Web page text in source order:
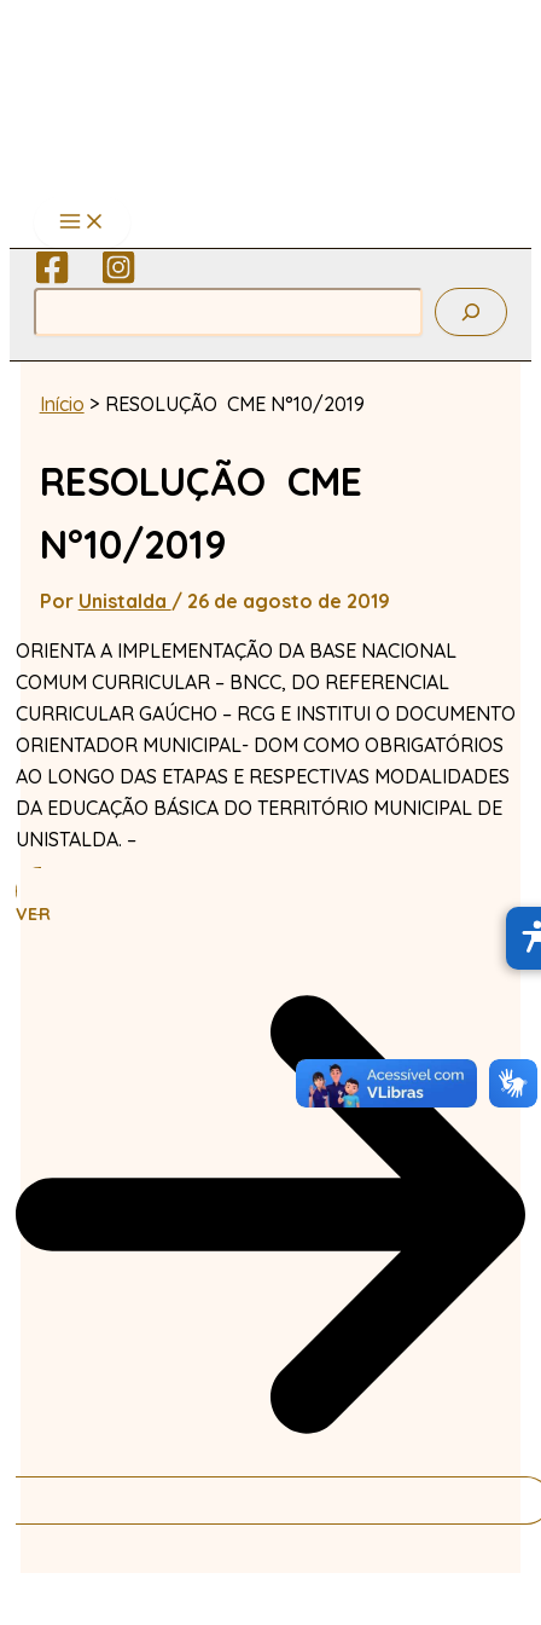
Pesquisar
Início RESOLUÇÃO CME N°10/2019
RESOLUÇÃO CME
N°10/2019
Por Unistalda / 26 de agosto de 2019
ORIENTA A IMPLEMENTAÇÃO DA BASE NACIONAL
COMUM CURRICULAR – BNCC, DO REFERENCIAL
CURRICULAR GAÚCHO – RCG E INSTITUI O DOCUMENTO
ORIENTADOR MUNICIPAL- DOM COMO OBRIGATÓRIOS
AO LONGO DAS ETAPAS E RESPECTIVAS MODALIDADES
DA EDUCAÇÃO BÁSICA DO TERRITÓRIO MUNICIPAL DE
UNISTALDA. –
VER